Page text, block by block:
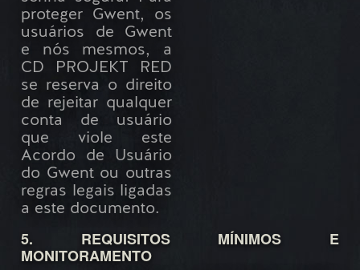
proteger Gwent, os
usuários de Gwent
e nós mesmos, a
CD PROJEKT RED
se reserva o direito
de rejeitar qualquer
conta de usuário
que viole este
Acordo de Usuário
do Gwent ou outras
regras legais ligadas
a este documento.
5. REQUISITOS MÍNIMOS E
MONITORAMENTO